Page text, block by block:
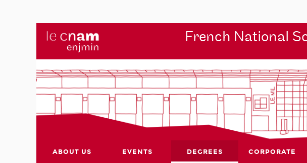
French National
ABOUT US EVENTS DEGREES CORPORATE